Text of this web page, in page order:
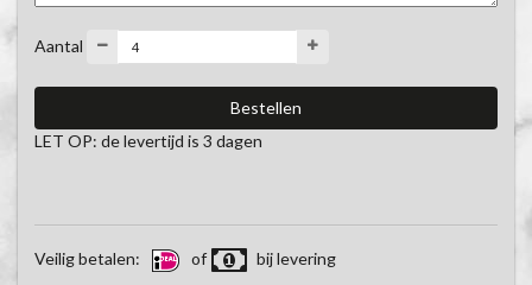
Aantal
LET OP: de levertijd is 3 dagen
Veilig betalen: of bij levering